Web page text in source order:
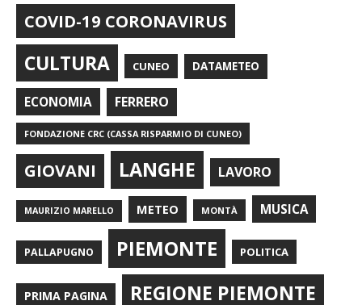
COVID-19 CORONAVIRUS
CULTURA CUNEO DATAMETEO
ECONOMIA FERRERO
FONDAZIONE CRC (CASSA RISPARMIO DI CUNEO)
GIOVANI LANGHE LAVORO
MAURIZIO MARELLO METEO MONTÀ MUSICA
PALLAPUGNO PIEMONTE POLITICA
PRIMA PAGINA REGIONE PIEMONTE